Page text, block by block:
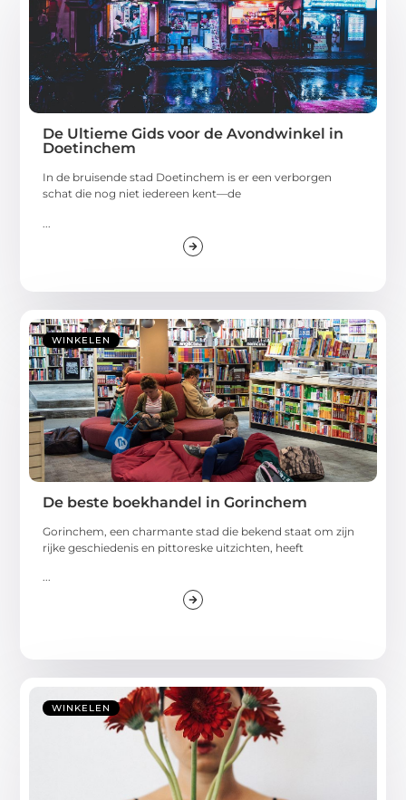
De Ultieme Gids voor de Avondwinkel in
Doetinchem
In de bruisende stad Doetinchem is er een verborgen
schat die nog niet iedereen kent—de
WINKELEN
De beste boekhandel in Gorinchem
Gorinchem, een charmante stad die bekend staat om zijn
rijke geschiedenis en pittoreske uitzichten, heeft
...
WINKELEN